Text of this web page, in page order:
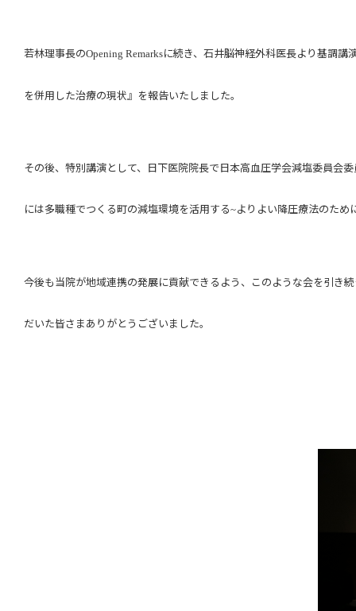
若林理事長のOpening Remarksに続き、石井脳神経外科医長より基調
を併用した治療の現状』を報告いたしました。
その後、特別講演として、日下医院院長で日本高血圧学会減塩委員会
には多職種でつくる町の減塩環境を活用する~よりよい降圧療法のため
今後も当院が地域連携の発展に貢献できるよう、このような会を引き
だいた皆さまありがとうございました。